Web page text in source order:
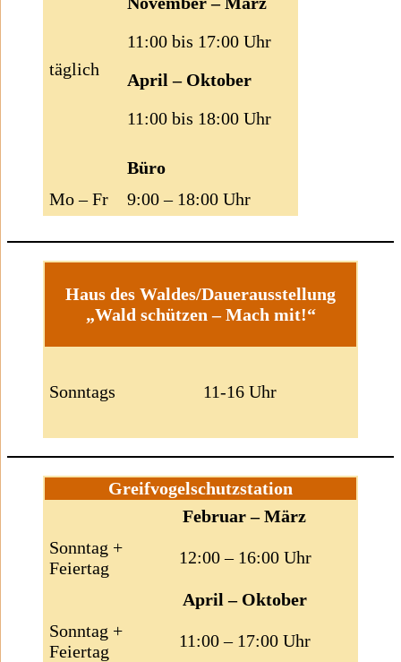
täglich
11:00 bis 17:00 Uhr
April – Oktober
11:00 bis 18:00 Uhr
Büro
Mo – Fr
9:00 – 18:00 Uhr
Haus des Waldes/Dauerausstellung
„Wald schützen – Mach mit!“
Sonntags 11-16 Uhr
Greifvogelschutzstation
Februar – März
Sonntag +
Feiertag
12:00 – 16:00 Uhr
April – Oktober
Sonntag +
Feiertag
11:00 – 17:00 Uhr